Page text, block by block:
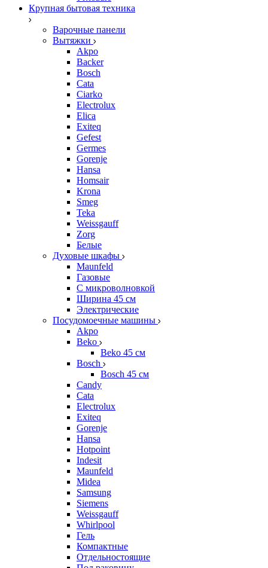
Крупная бытовая техника
Варочные панели
Вытяжки
Akpo
Backer
Bosch
Cata
Ciarko
Electrolux
Elica
Exiteq
Gefest
Germes
Gorenje
Hansa
Homsair
Krona
Smeg
Teka
Weissgauff
Zorg
Белые
Духовые шкафы
Maunfeld
Газовые
С микроволновкой
Ширина 45 см
Электрические
Посудомоечные машины
Akpo
Beko
Beko 45 см
Bosch
Bosch 45 см
Candy
Cata
Electrolux
Exiteq
Gorenje
Hansa
Hotpoint
Indesit
Maunfeld
Midea
Samsung
Siemens
Weissgauff
Whirlpool
Гель
Компактные
Отдельностоящие